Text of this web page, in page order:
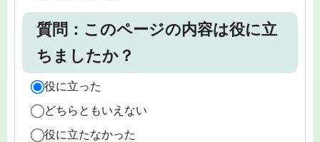
質問：このページの内容は役に立
ちましたか？
役に立った
どちらともいえない
役に立たなかった